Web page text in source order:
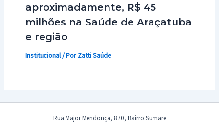
aproximadamente, R$ 45
milhões na Saúde de Araçatuba
e região
Institucional/ PorZatti Saúde
Rua Major Mendonça, 870, Bairro Sumare